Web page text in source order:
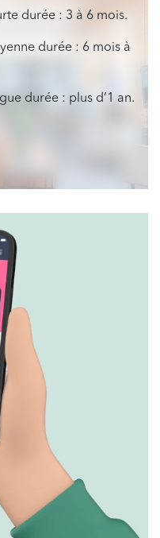
durée : 3 à 6 mois.
durée : 6 mois à
durée : plus d’1 an.